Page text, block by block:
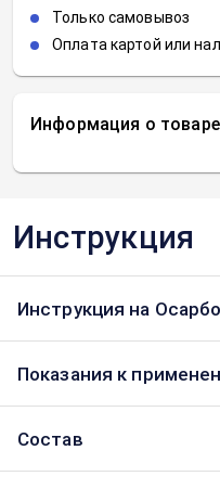
Информация о товаре
Только самовывоз
Оплата картой или
Инструкция
Инструкция на
Показания к
Состав